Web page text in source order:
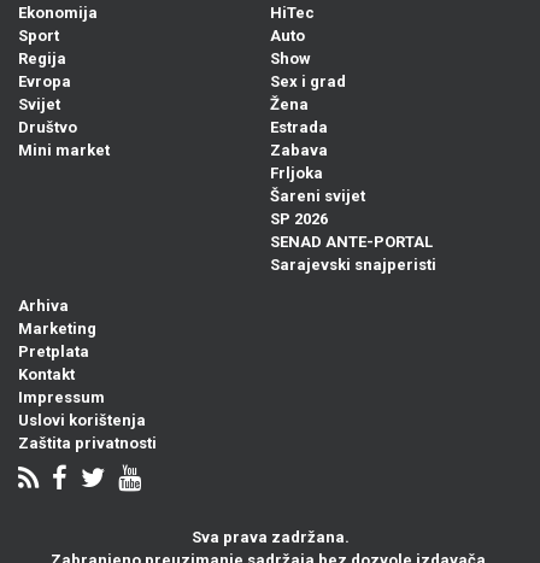
Ekonomija
Sport
Regija
Evropa
Svijet
Društvo
Mini market
HiTec
Auto
Show
Sex i grad
Žena
Estrada
Zabava
Frljoka
Šareni svijet
SP 2026
SENAD ANTE-PORTAL
Sarajevski snajperisti
Arhiva
Marketing
Pretplata
Kontakt
Impressum
Uslovi korištenja
Zaštita privatnosti
Sva prava zadržana.